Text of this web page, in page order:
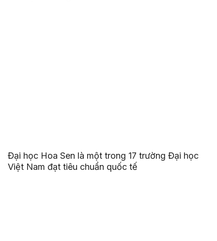
Đại học Hoa Sen là một trong 17 trường Đại học
Việt Nam đạt tiêu chuẩn quốc tế